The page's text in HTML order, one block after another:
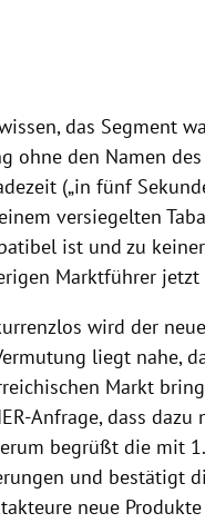
das Segment
ohne den Namen
(„in fünf
versiegelten
ist und zu
Marktführer jetzt
wird der
liegt nahe,
Markt
Anfrage, dass
begrüßt die mit
und bestätigt
neue